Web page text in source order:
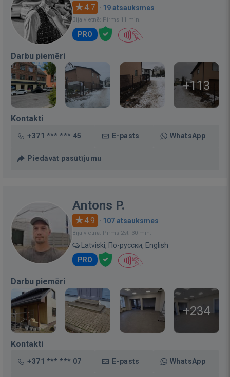
4.7 · 19 atsauksmes
Bija vietnē: Pirms 11 min.
PRO
Darbu piemēri
+113
Kontakti
+371 *** *** 45 E-pasts WhatsApp
Piedāvāt pasūtījumu
Antons P.
4.9 · 107 atsauksmes
Bija vietnē: Pirms 2st. 30 min.
Latviski, По-русски, English
PRO
Darbu piemēri
+234
Kontakti
+371 *** *** 07 E-pasts WhatsApp